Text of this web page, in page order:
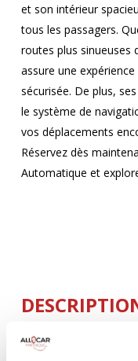
et son intérieur
tous les passagers.
routes plus sinueuses
assure une
sécurisée. De plus,
le système de
vos déplacements
Réservez dès
Automatique et